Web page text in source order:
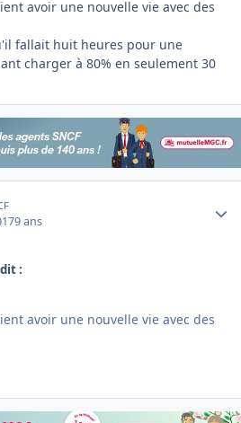
avoir une nouvelle vie avec des
fallait huit heures pour une
charger à 80% en seulement 30
9 ans
:
avoir une nouvelle vie avec des